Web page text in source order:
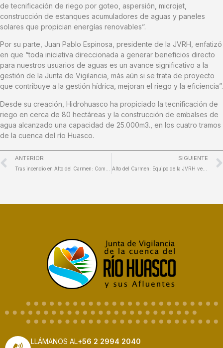
de tecnificación de riego por goteo, aspersión, microjet,
construcción de estanques acumuladores de aguas y paneles
solares que propician energías renovables”.
Por su parte, Juan Pablo Espinosa, presidente de la JVRH, enfatizó
en que “toda iniciativa direccionada a generar beneficios directo
para nuestros usuarios de aguas es un avance significativo a la
gestión de la Junta de Vigilancia, más aún si se trata de proyecto
que contribuye a la gestión hídrica, mejoran el riego y la eficiencia”.
Desde su creación, Hidrohuasco ha propiciado la tecnificación de
riego en cerca de 80 hectáreas y la construcción de embalses de
agua alcanzado una capacidad de 25.000m3., en los cuatro tramos
de la cuenca del río Huasco.
ANTERIOR SIGUIENTE
Alto del Carmen: Equipo de la JVRH verificó en terreno situación de canales de riego afectados por incendio forestal
LLÁMANOS AL+56 2 2994 2040